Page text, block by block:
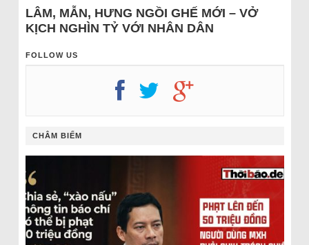
LÂM, MẪN, HƯNG NGỒI GHẾ MỚI – VỞ
KỊCH NGHÌN TỶ VỚI NHÂN DÂN
FOLLOW US
CHÂM BIẾM